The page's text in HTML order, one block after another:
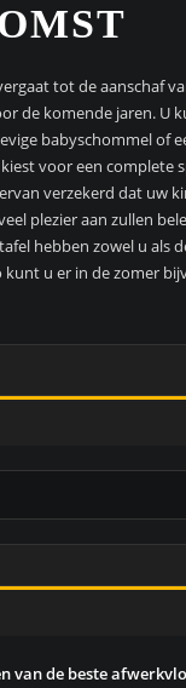
tot de aanschaf
de komende jaren. U
babyschommel of
voor een complete
verzekerd dat uw
plezier aan zullen
hebben zowel u als
kunt u er in de zomer
van de beste